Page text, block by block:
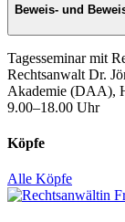
Beweis- und
Tagesseminar mit
Rechtsanwalt Dr.
Akademie (DAA),
9.00–18.00 Uhr
Köpfe
Alle Köpfe